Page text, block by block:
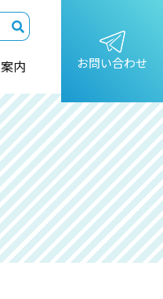
内 お問い合わせ